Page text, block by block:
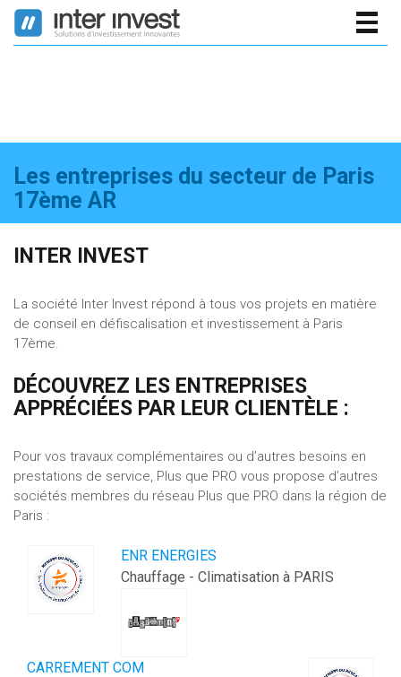
Les entreprises du secteur de Paris
17ème AR
INTER INVEST
La société Inter Invest répond à tous vos projets en matière
de conseil en défiscalisation et investissement à Paris
17ème.
DÉCOUVREZ LES ENTREPRISES
APPRÉCIÉES PAR LEUR CLIENTÈLE :
Pour vos travaux complémentaires ou d’autres besoins en
prestations de service, Plus que PRO vous propose d’autres
sociétés membres du réseau Plus que PRO dans la région de
Paris :
ENR ENERGIES
Chauffage - Climatisation à PARIS
CARREMENT COM